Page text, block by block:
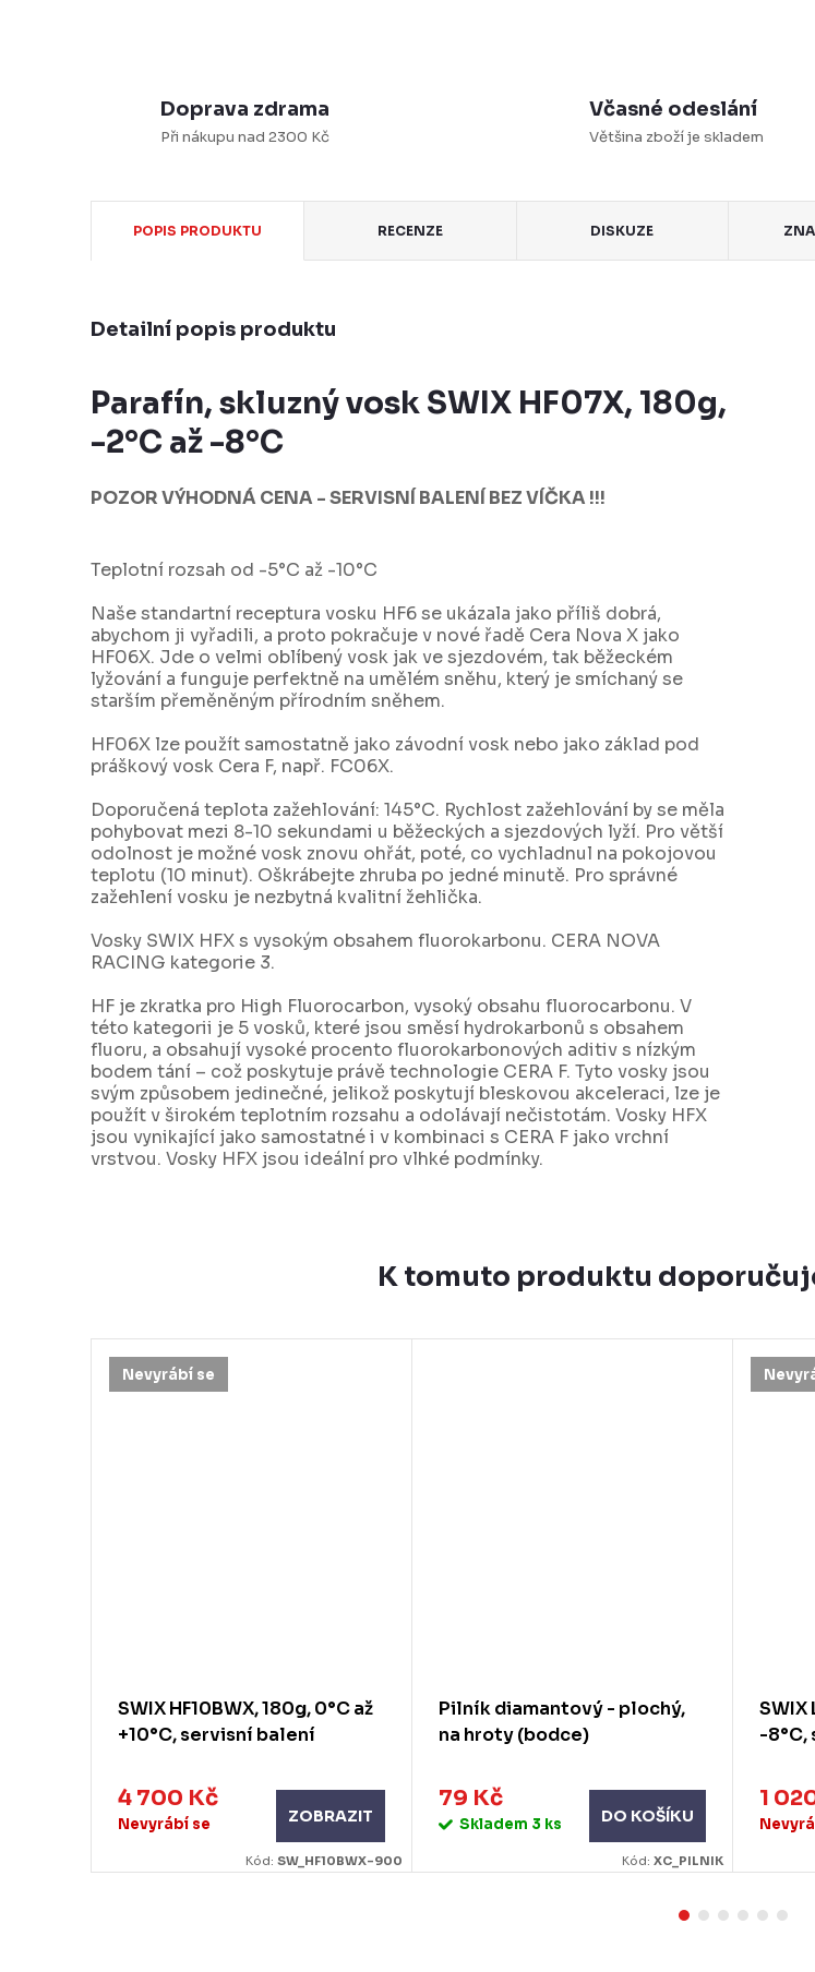
Doprava zdrama
Při nákupu nad 2300 Kč
Včasné odeslání
Většina zboží je skladem
POPIS PRODUKTU RECENZE DISKUZE
Detailní popis produktu
Parafín, skluzný vosk SWIX HF07X, 180g,
-2°C až -8°C
POZOR VÝHODNÁ CENA - SERVISNÍ BALENÍ BEZ VÍČKA !!!
Teplotní rozsah od -5°C až -10°C
Naše standartní receptura vosku HF6 se ukázala jako příliš dobrá,
abychom ji vyřadili, a proto pokračuje v nové řadě Cera Nova X jako
HF06X. Jde o velmi oblíbený vosk jak ve sjezdovém, tak běžeckém
lyžování a funguje perfektně na umělém sněhu, který je smíchaný se
starším přeměněným přírodním sněhem.
HF06X lze použít samostatně jako závodní vosk nebo jako základ pod
práškový vosk Cera F, např. FC06X.
Doporučená teplota zažehlování: 145°C. Rychlost zažehlování by se měla
pohybovat mezi 8-10 sekundami u běžeckých a sjezdových lyží. Pro větší
odolnost je možné vosk znovu ohřát, poté, co vychladnul na pokojovou
teplotu (10 minut). Oškrábejte zhruba po jedné minutě. Pro správné
zažehlení vosku je nezbytná kvalitní žehlička.
Vosky SWIX HFX s vysokým obsahem fluorokarbonu. CERA NOVA
RACING kategorie 3.
HF je zkratka pro High Fluorocarbon, vysoký obsahu fluorocarbonu. V
této kategorii je 5 vosků, které jsou směsí hydrokarbonů s obsahem
fluoru, a obsahují vysoké procento fluorokarbonových aditiv s nízkým
bodem tání – což poskytuje právě technologie CERA F. Tyto vosky jsou
svým způsobem jedinečné, jelikož poskytují bleskovou akceleraci, lze je
použít v širokém teplotním rozsahu a odolávají nečistotám. Vosky HFX
jsou vynikající jako samostatné i v kombinaci s CERA F jako vrchní
vrstvou. Vosky HFX jsou ideální pro vlhké podmínky.
K tomuto produktu
Nevyrábí se
SWIX HF10BWX, 180g, 0°C až
+10°C, servisní balení
4 700 Kč
Nevyrábí se ZOBRAZIT
Kód: SW_HF10BWX-900
Pilník diamantový - plochý,
na hroty (bodce)
79 Kč
Skladem 3 ks DO KOŠÍKU
Kód: XC_PILNIK
SWIX
-8°C,
1